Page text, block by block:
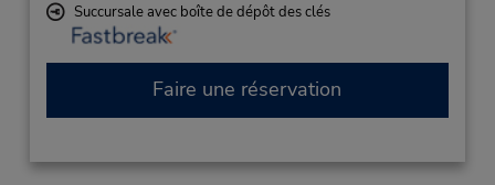
Succursale avec boîte de dépôt des clés
Faire une réservation